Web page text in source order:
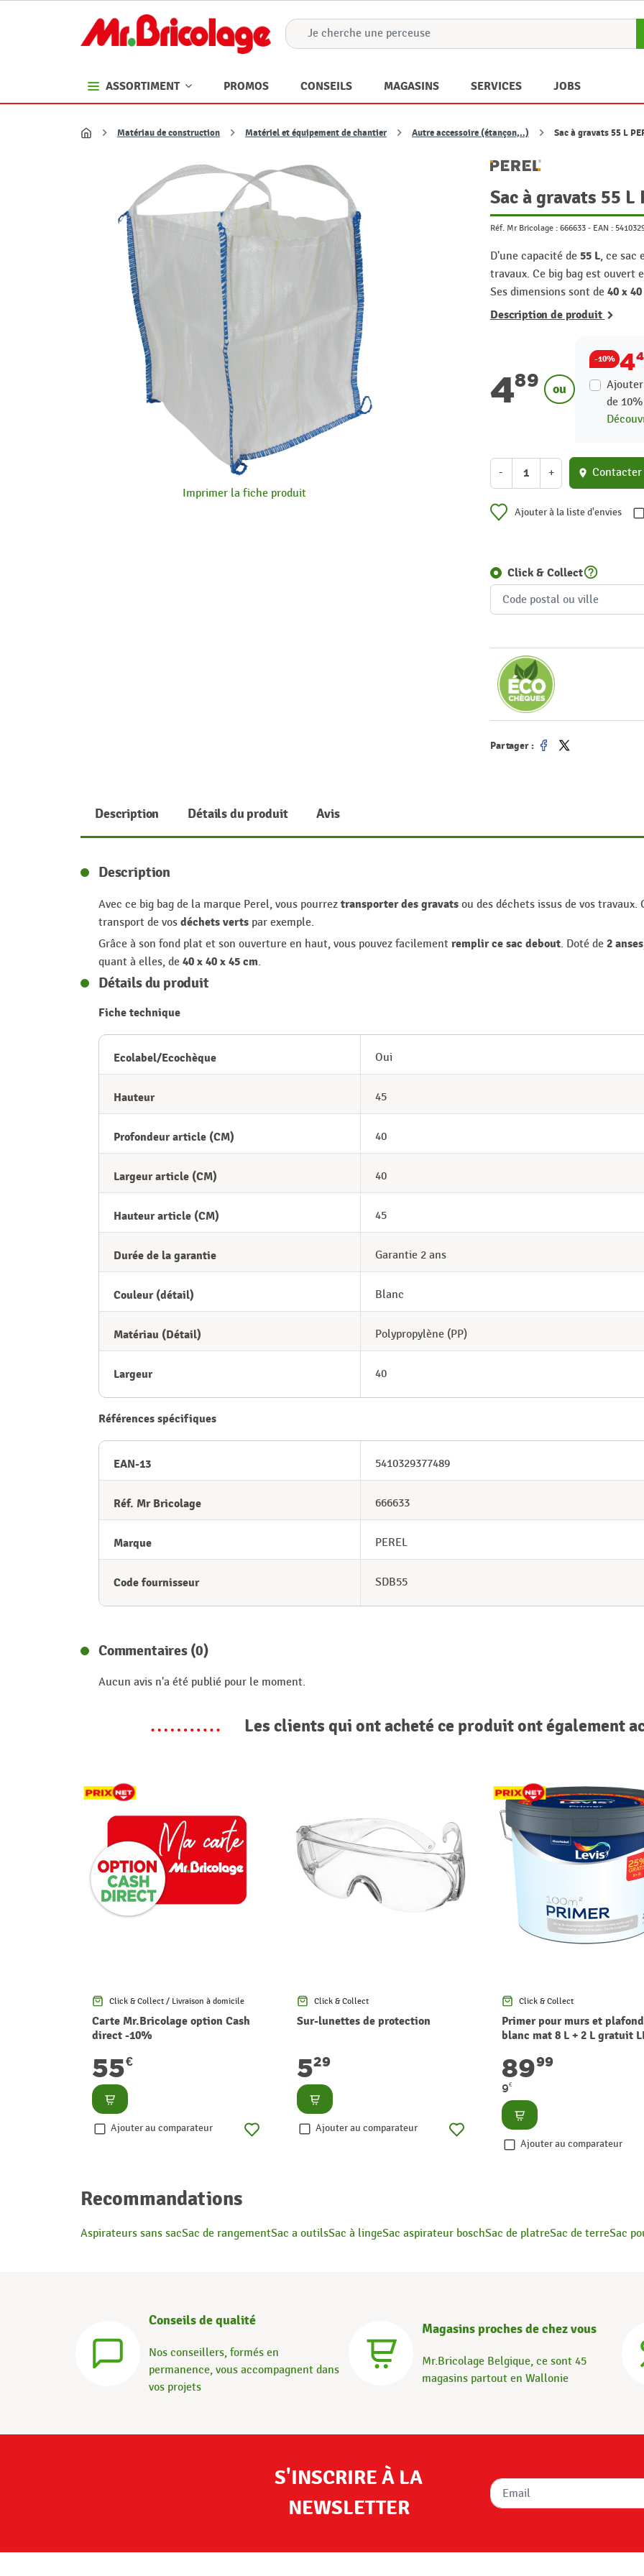
ASSORTIMENT PROMOS CONSEILS MAGASINS SERVICES JOBS
Accueil
Matériau de construction Matériel et équipement de chantier Autre accessoire (étançon,..) Sac à gravats 55 L
Imprimer la fiche produit
Sac à gravats 55 L
Réf. Mr Bricolage : 666633 - EAN :
D'une capacité de 55 L, ce sac
travaux. Ce big bag est
Ses dimensions sont de 40 x
Description de produit
489 ou
-10% 4
de
- + location_on Contacter
Ajouter à la liste d'envies
Click & Collecthelp_outline
Partager :
Description Détails du produit Avis
Description
Avec ce big bag de la marque Perel, vous pourrez transporter des gravats ou des déchets issus de vos
transport de vos déchets verts par exemple.
Grâce à son fond plat et son ouverture en haut, vous pouvez facilement remplir ce sac debout. Doté de 2 anses
quant à elles, de 40 x 40 x 45 cm.
Détails du produit
Fiche technique
Ecolabel/Ecochèque Oui
Hauteur 45
Profondeur article (CM) 40
Largeur article (CM) 40
Hauteur article (CM) 45
Durée de la garantie Garantie 2 ans
Couleur (détail) Blanc
Matériau (Détail) Polypropylène (PP)
Largeur 40
Références spécifiques
EAN-13 5410329377489
Réf. Mr Bricolage 666633
Marque PEREL
Code fournisseur SDB55
Commentaires (0)
Aucun avis n'a été publié pour le moment.
Les clients qui ont acheté ce produit ont également
Click & Collect / Livraison à domicile
Carte Mr.Bricolage option Cash
direct -10%
55€
Consulter
Ajouter au comparateur
Click & Collect
Sur-lunettes de protection
529
Consulter
Ajouter au comparateur
Click & Collect
Primer pour murs et
blanc mat 8 L + 2 L gratuit
8999
9€
Consulter
Ajouter au comparateur
Recommandations
Aspirateurs sans sacSac de rangementSac a outilsSac à lingeSac aspirateur boschSac de platreSac de terreSac
Conseils de qualité
Nos conseillers, formés en
permanence, vous accompagnent dans
vos projets
Magasins proches de chez vous
Mr.Bricolage Belgique, ce sont 45
magasins partout en Wallonie
S'INSCRIRE À LA
NEWSLETTER